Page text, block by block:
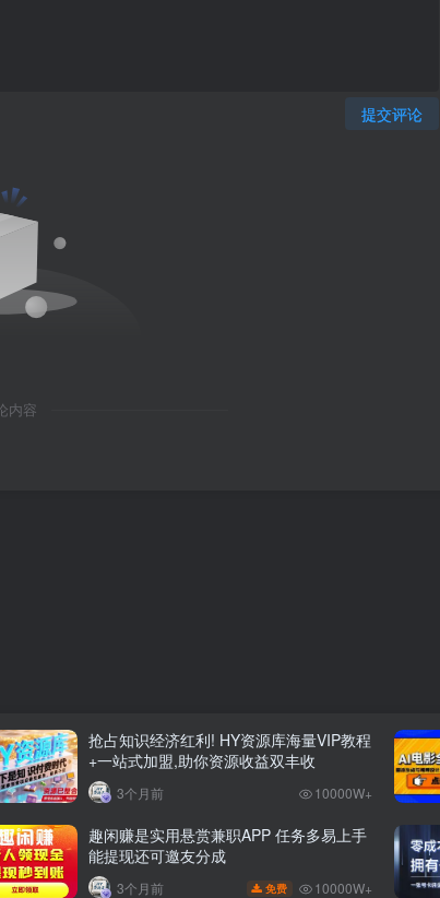
提交评论
内容
抢占知识经济红利! HY资源库海量VIP教程
+一站式加盟,助你资源收益双丰收
3个月前 10000W+
趣闲赚是实用悬赏兼职APP 任务多易上手
能提现还可邀友分成
3个月前 免费 10000W+